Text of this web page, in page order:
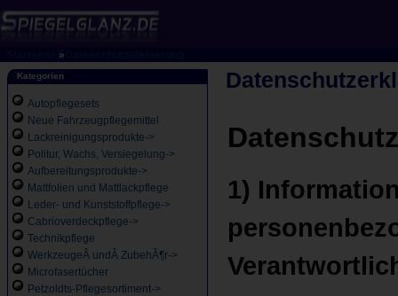
»
Kategorien
Autopflegesets
Neue Fahrzeugpflegemittel
Lackreinigungsprodukte->
Politur, Wachs, Versiegelung->
Aufbereitungsprodukte->
Mattfolien und Mattlackpflege
Leder- und Kunststoffpflege->
Cabrioverdeckpflege->
Technikpflege
WerkzeugeÂ undÂ ZubehÃ¶r->
Microfasertücher
Petzoldts-Pflegesortiment->
1)